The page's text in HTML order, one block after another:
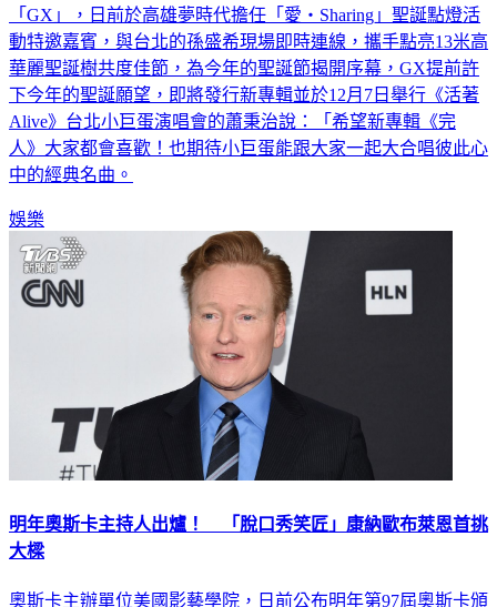
聖誕節即將到來，由鼓鼓（呂思緯）與蕭秉治組成的限定團體
「GX」，日前於高雄夢時代擔任「愛‧Sharing」聖誕點燈活
動特邀嘉賓，與台北的孫盛希現場即時連線，攜手點亮13米高
華麗聖誕樹共度佳節，為今年的聖誕節揭開序幕，GX提前許
下今年的聖誕願望，即將發行新專輯並於12月7日舉行《活著
Alive》台北小巨蛋演唱會的蕭秉治說：「希望新專輯《完
人》大家都會喜歡！也期待小巨蛋能跟大家一起大合唱彼此心
娛樂
明年奧斯卡主持人出爐！ 「脫口秀笑匠」康納歐布萊恩首挑